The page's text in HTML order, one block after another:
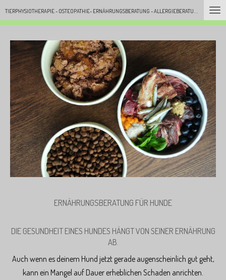
Zum
Hauptinhalt
springen
T
IERPHYSIOTHERAPIE - OSTEOPATHIE- ERNÄHRUNGSBERATUNG - ALLERGIEBERATUNG -
ERNÄHRUNGSBERATUNG FÜR HUNDE
DIE GESUNDHEIT EINES HUNDES HÄNGT VON SEINER ERNÄHRUNG
AB.
Auch wenn es deinem Hund jetzt gerade augenscheinlich gut geht,
kann ein Mangel auf Dauer erheblichen Schaden anrichten.